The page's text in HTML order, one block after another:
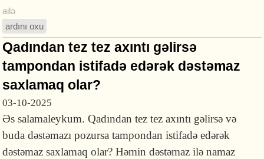
ailə
ardını oxu
Qadından tez tez axıntı gəlirsə
tampondan istifadə edərək dəstəmaz
saxlamaq olar?
03-10-2025
Əs salamaleykum. Qadından tez tez axıntı gəlirsə və
buda dəstəmazı pozursa tampondan istifadə edərək
dəstəmaz saxlamaq olar? Həmin dəstəmaz ilə namaz